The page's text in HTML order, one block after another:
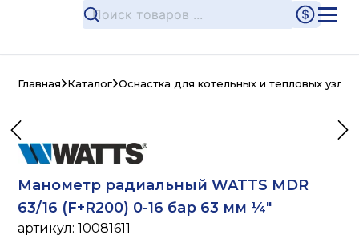
Главная Каталог Оснастка для котельных и тепловых узлов
Манометр радиальный WATTS MDR
63/16 (F+R200) 0-16 бар 63 мм ¼"
артикул:10081611